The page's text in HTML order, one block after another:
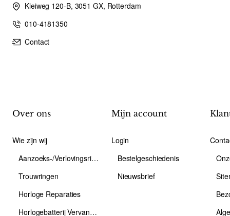
Kleiweg 120-B, 3051 GX, Rotterdam
010-4181350
Contact
Over ons
Wie zijn wij
Aanzoeks-/Verlovingsring
Trouwringen
Horloge Reparaties
Horlogebatterij Vervangen
Mijn account
Login
Bestelgeschiedenis
Nieuwsbrief